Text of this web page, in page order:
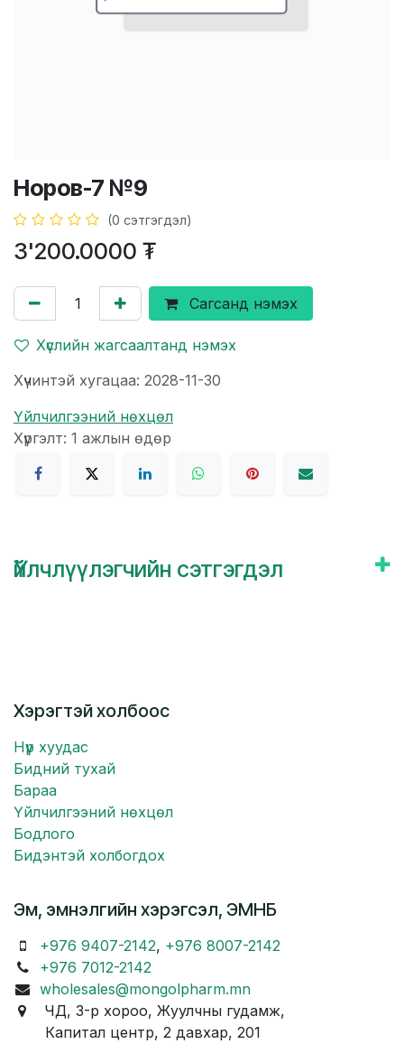
Норов-7 №9
(0 сэтгэгдэл)
3'200.0000 ₮
Сагсанд нэмэх
Хүслийн жагсаалтанд нэмэх
Хүчинтэй хугацаа: 2028-11-30
Үйлчилгээний нөхцөл
Хүргэлт: 1 ажлын өдөр
Үйлчлүүлэгчийн сэтгэгдэл
Хэрэгтэй холбоос
Нүүр хуудас
Бидний тухай
Бараа
Үйлчилгээний нөхцөл
Бодлого
Бидэнтэй холбогдох
Эм, эмнэлгийн хэрэгсэл, ЭМНБ
+976 9407-2142, +976 8007-2142
+976 7012-2142
wholesales@mongolpharm.mn
ЧД, 3-р хороо, Жуулчны гудамж,
Капитал центр, 2 давхар, 201